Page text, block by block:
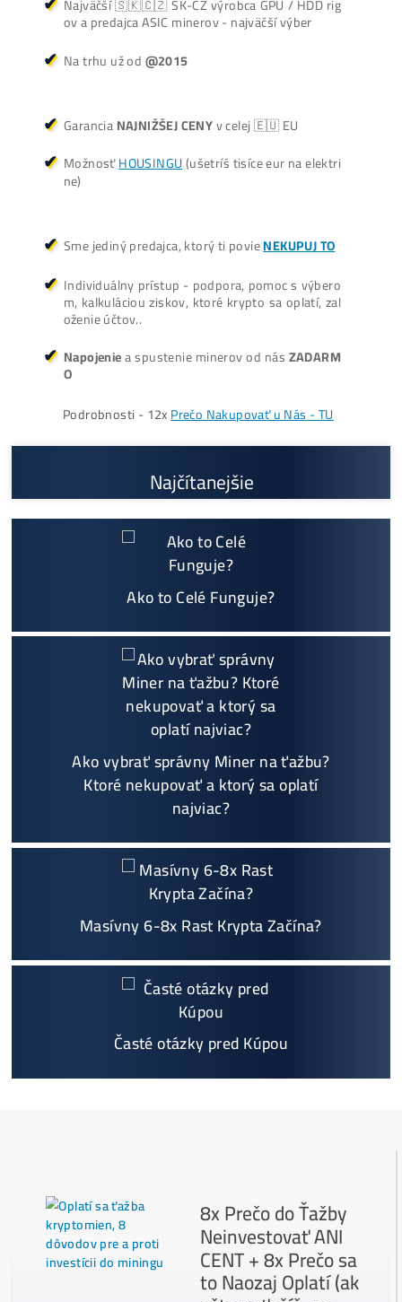
Košík
Oplatí sa Ťažiť?
ŤAŽBA vs NÁKUP krypta?
zarobí VIAC? (rozdiel až
Prečo My?
možný Osobný Odber aPlatba na Mieste
Najväčší 🇸🇰🇨🇿 SK-CZ výrobca GPU / HDD rig
ov a predajca ASIC minerov - najväčší výber
Na trhu už od@2015
GaranciaNAJNIŽŠEJ CENYv celej 🇪🇺 EU
MožnosťHOUSINGU(ušetríś tisíce eur na elektri
Sme jediný predajca, ktorý ti povieNEKUPUJ TO
Individuálny prístup - podpora, pomoc s výbero
m, kalkuláciou ziskov, ktoré krypto sa oplatí, zal
oženie účtov..
Napojeniea spustenie minerov od nás
Podrobnosti - 12xPrečo Nakupovať u Nás - TU
Najčítanejšie
Ako to Celé Funguje?